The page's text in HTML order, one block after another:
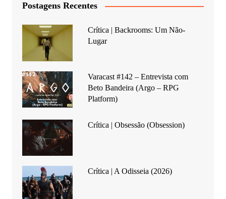
Postagens Recentes
Crítica | Backrooms: Um Não-
Lugar
Varacast #142 – Entrevista com
Beto Bandeira (Argo – RPG
Platform)
Crítica | Obsessão (Obsession)
Crítica | A Odisseia (2026)